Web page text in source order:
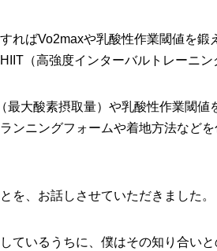
ればVo2maxや乳酸性作業閾値を鍛
（高強度インターバルトレーニン
最大酸素摂取量）や乳酸性作業閾
ンニングフォームや着地方法など
を、お話しさせていただきました。
ているうちに、僕はその知り合い